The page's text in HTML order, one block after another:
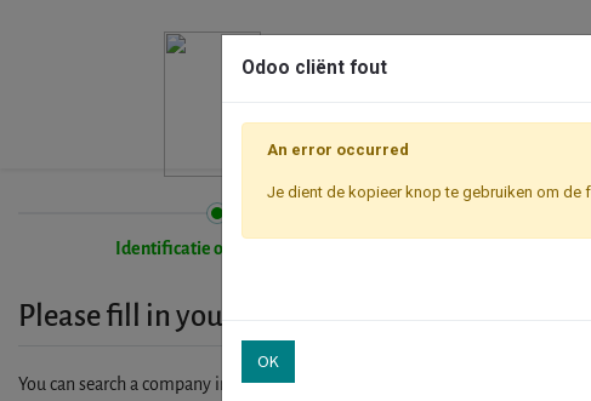
Identificatie onderneming
Please fill in your company details
You can search a company in our database by name, VAT or enterprise ID.
Odoo cliënt fout
An error occurred
Je dient de kopieer knop te gebruiken om de
OK